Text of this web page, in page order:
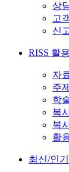
상
고
신
RISS 활
자
주
학
복
복
활
최신/인